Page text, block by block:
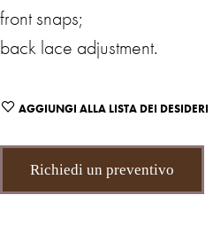
front snaps;
back lace adjustment.
AGGIUNGI ALLA LISTA DEI DESIDERI
Richiedi un preventivo